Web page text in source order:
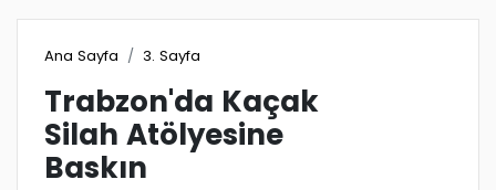
Ana Sayfa 3. Sayfa
Trabzon'da Kaçak
Silah Atölyesine
Baskın